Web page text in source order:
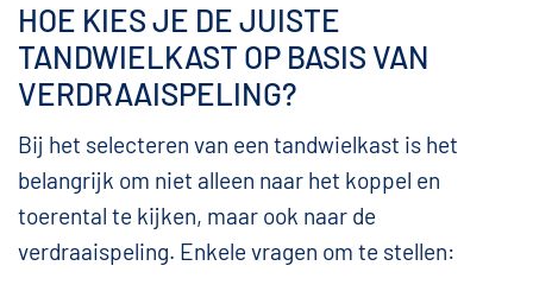
HOE KIES JE DE JUISTE
TANDWIELKAST OP BASIS VAN
VERDRAAISPELING?
Bij het selecteren van een tandwielkast is het
belangrijk om niet alleen naar het koppel en
toerental te kijken, maar ook naar de
verdraaispeling. Enkele vragen om te stellen: